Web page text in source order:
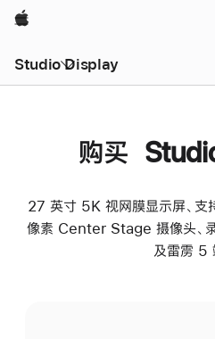
Apple
Studio Display
购买
27 英寸 5K 视网膜显示屏、
像素 Center Stage 摄像头、
及雷雳 5